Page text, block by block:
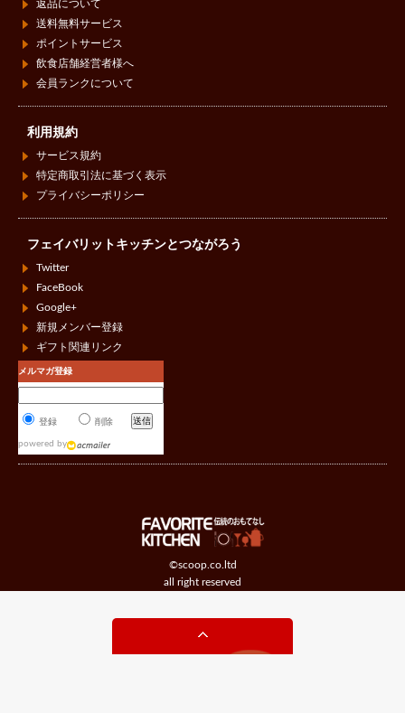
©scoop.co.ltd
all right reserved
返品について
送料無料サービス
ポイントサービス
飲食店舗経営者様へ
会員ランクについて
利用規約
サービス規約
特定商取引法に基づく表示
プライバシーポリシー
フェイバリットキッチンとつながろう
Twitter
FaceBook
Google+
新規メンバー登録
ギフト関連リンク
メルマガ登録
登録 削除
powered by